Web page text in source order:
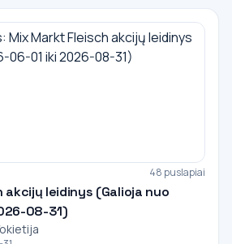
48 puslapiai
akcijų leidinys (Galioja nuo
08-31)